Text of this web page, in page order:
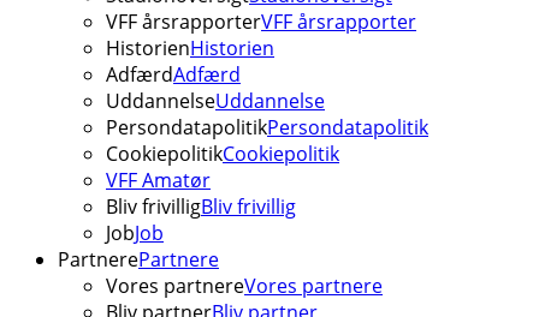
VFF årsrapporterVFF årsrapporter
HistorienHistorien
AdfærdAdfærd
UddannelseUddannelse
PersondatapolitikPersondatapolitik
CookiepolitikCookiepolitik
VFF Amatør
Bliv frivilligBliv frivillig
JobJob
PartnerePartnere
Vores partnereVores partnere